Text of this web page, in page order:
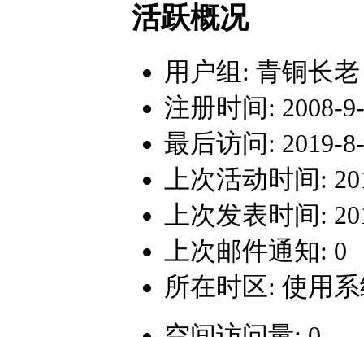
活跃概况
用户组: 青铜长老
注册时间: 2008-
最后访问: 2019-
上次活动时间:
上次发表时间:
上次邮件通知: 0
所在时区: 使用